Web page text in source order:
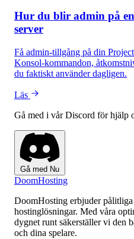
Hur du blir admin på
server
Få admin-tillgång på din
Konsol-kommandon,
du faktiskt använder dagligen.
Läs
Gå med i vår Discord för hjälp
Gå med Nu
DoomHosting
DoomHosting erbjuder pålitliga
hostinglösningar. Med våra
dygnet runt säkerställer vi den
och dina spelare.